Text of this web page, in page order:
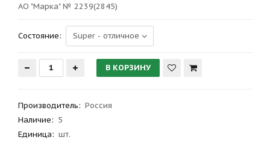
АО "Марка" № 2239(2845)
Состояние:
Производитель: Россия
Наличие: 5
Единица: шт.